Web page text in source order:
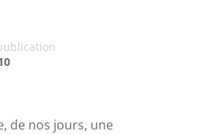
de nos jours, une